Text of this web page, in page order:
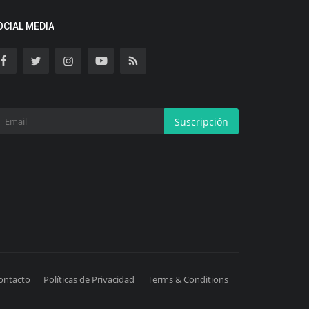
MEDIA
Suscripción
Políticas de Privacidad Terms & Conditions